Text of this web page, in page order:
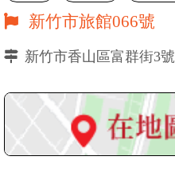
新竹市旅館066號
新竹市香山區富群街3號